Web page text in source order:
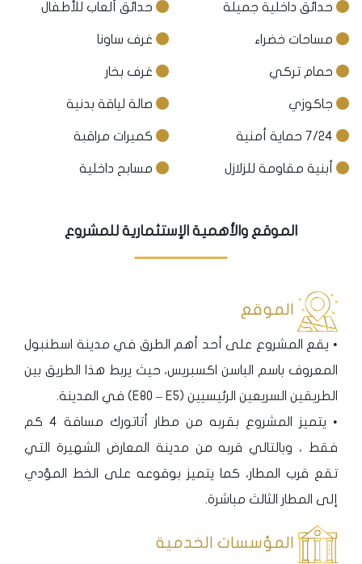
حدائق داخلية جميلة حدائق ألعاب للأطفال
مساحات خضراء غرف ساونا
حمام تركي غرف بخار
جاكوزي صالة لياقة بدنية
كميرات مراقبة
أبنية مقاومة للزلازل مسابح داخلية
الموقع والأهمية الإستثمارية للمشروع
الموقع
• يقع المشروع على أحد أهم الطرق في مدينة اسطنبول
المعروف باسم الباسن اكسبريس، حيث يربط هذا الطريق بين
الطريقين السريعين الرئيسيين (E80 – E5) في المدينة.
• يتميز المشروع بقربه من مطار أتاتورك مسافة 4 كم
فقط ، وبالتالي قربه من مدينة المعارض الشهيرة التي
تقع قرب المطار، كما يتميز بوقوعه على الخط المؤدي
إلى المطار الثالث مباشرة.
المؤسسات الخدمية